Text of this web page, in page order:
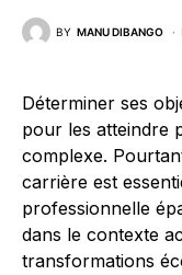
BY MANU DIBANGO
Déterminer ses
pour les atteindre
complexe.
carrière est
professionnelle
dans le contexte
transformations